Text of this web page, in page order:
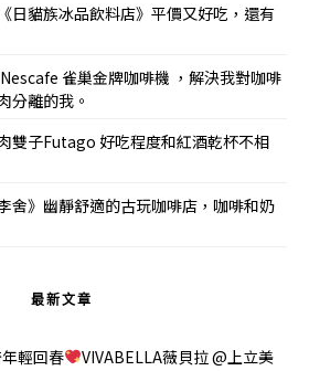
日貓族冰品飲料店》平價又好吃，還有
雀巢金牌咖啡機 ，解決我對咖啡
分離的我。
雙子Futago 好吃程度和紅酒乾杯不相
舍》幽靜舒適的古玩咖啡店，咖啡和奶
最新文章
輕回春
VIVABELLA薇貝拉 @上立美